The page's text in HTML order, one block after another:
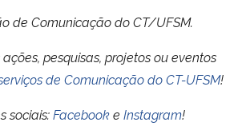
de Comunicação do CT/UFSM.
pesquisas, projetos ou eventos
de Comunicação do CT-UFSM!
sociais:Facebooke Instagram!